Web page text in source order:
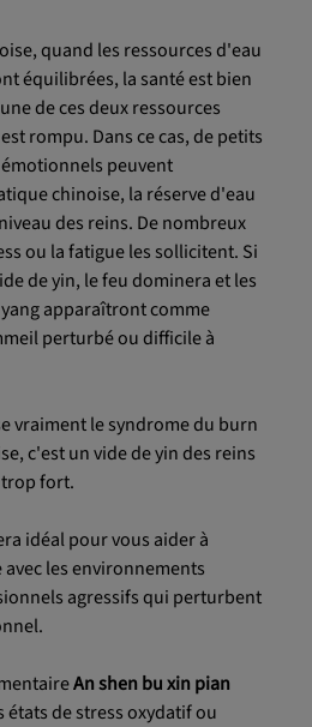
quand les ressources d'eau
équilibrées, la santé est bien
de ces deux ressources
rompu. Dans ce cas, de petits
peuvent
chinoise, la réserve d'eau
des reins. De nombreux
ou la fatigue les sollicitent. Si
de yin, le feu dominera et les
apparaîtront comme
perturbé ou difficile à
vraiment le syndrome du burn
c'est un vide de yin des reins
fort.
idéal pour vous aider à
les environnements
agressifs qui perturbent
An shen bu xin pian
états de stress oxydatif ou